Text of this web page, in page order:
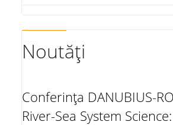
Noutăți
Conferința DANUBIUS-
River-Sea System